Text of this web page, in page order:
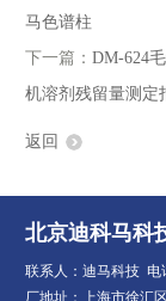
马色谱柱
下一篇：DM-624
机溶剂残留量测定
返回
北京迪科马科
联系人：迪马科技 电
厂地址：上海市徐汇